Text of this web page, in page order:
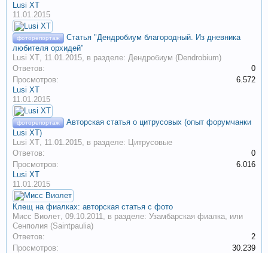
Lusi XT
11.01.2015
фоторепортаж
Статья "Дендробиум благородный. Из дневника
любителя орхидей"
Lusi XT, 11.01.2015, в разделе: Дендробиум (Dendrobium)
Ответов:
0
Просмотров:
6.572
Lusi XT
11.01.2015
фоторепортаж
Авторская статья о цитрусовых (опыт форумчанки
Lusi XT)
Lusi XT, 11.01.2015, в разделе: Цитрусовые
Ответов:
0
Просмотров:
6.016
Lusi XT
11.01.2015
Клещ на фиалках: авторская статья с фото
Мисс Виолет, 09.10.2011, в разделе: Узамбарская фиалка, или
Сенполия (Saintpaulia)
Ответов:
2
Просмотров:
30.239